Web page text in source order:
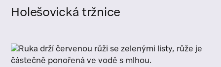
Holešovická tržnice